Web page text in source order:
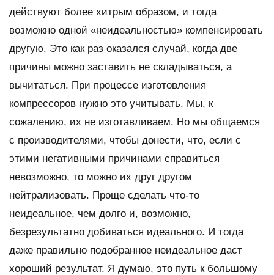
действуют более хитрым образом, и тогда
возможно одной «неидеальностью» компенсировать
другую. Это как раз оказался случай, когда две
причины можно заставить не складываться, а
вычитаться. При процессе изготовления
компрессоров нужно это учитывать. Мы, к
сожалению, их не изготавливаем. Но мы общаемся
с производителями, чтобы донести, что, если с
этими негативными причинами справиться
невозможно, то можно их друг другом
нейтрализовать. Проще сделать что-то
неидеальное, чем долго и, возможно,
безрезультатно добиваться идеального. И тогда
даже правильно подобранное неидеальное даст
хороший результат. Я думаю, это путь к большому